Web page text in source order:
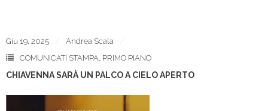
Giu 19, 2025
Andrea Scala
COMUNICATI STAMPA, PRIMO PIANO
CHIAVENNA SARÀ UN PALCO A CIELO APERTO